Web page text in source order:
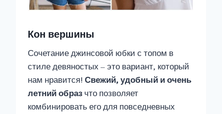
Кон вершины
Сочетание джинсовой юбки с топом в
стиле девяностых – это вариант, который
нам нравится! Свежий, удобный и очень
летний образ что позволяет
комбинировать его для повседневных